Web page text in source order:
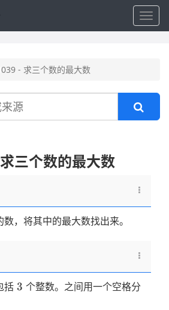
- 求三个数的最大数
三个数的最大数
，将其中的最大数找出来。
括 3
3 个整数。之间用一个空格分